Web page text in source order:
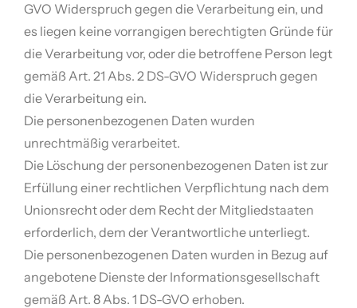
GVO Widerspruch gegen die Verarbeitung ein, und
es liegen keine vorrangigen berechtigten Gründe für
die Verarbeitung vor, oder die betroffene Person legt
gemäß Art. 21 Abs. 2 DS-GVO Widerspruch gegen
die Verarbeitung ein.
Die personenbezogenen Daten wurden
unrechtmäßig verarbeitet.
Die Löschung der personenbezogenen Daten ist zur
Erfüllung einer rechtlichen Verpflichtung nach dem
Unionsrecht oder dem Recht der Mitgliedstaaten
erforderlich, dem der Verantwortliche unterliegt.
Die personenbezogenen Daten wurden in Bezug auf
angebotene Dienste der Informationsgesellschaft
gemäß Art. 8 Abs. 1 DS-GVO erhoben.